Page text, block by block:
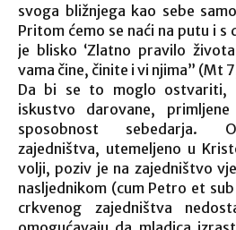
svoga bližnjega kao sebe
Pritom ćemo se naći na putu i s
je blisko ‘Zlatno pravilo
vama čine, činite i vi njima” (Mt
Da bi se to moglo ostvariti,
iskustvo darovane,
sposobnost sebedarja.
zajedništva, utemeljeno u
volji, poziv je na zajedništvo
nasljednikom (cum Petro et
crkvenog zajedništva